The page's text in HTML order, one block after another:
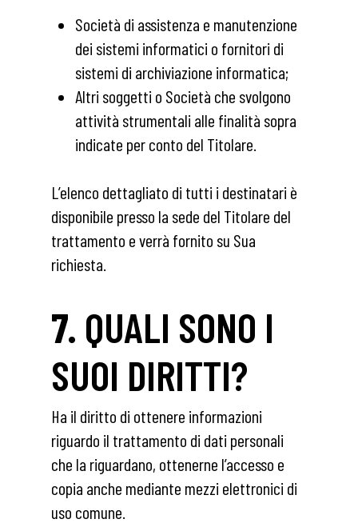
Società di assistenza e manutenzione
dei sistemi informatici o fornitori di
sistemi di archiviazione informatica;
Altri soggetti o Società che svolgono
attività strumentali alle finalità sopra
indicate per conto del Titolare.
L’elenco dettagliato di tutti i destinatari è
disponibile presso la sede del Titolare del
trattamento e verrà fornito su Sua
richiesta.
7. QUALI SONO I
SUOI DIRITTI?
Ha il diritto di ottenere informazioni
riguardo il trattamento di dati personali
che la riguardano, ottenerne l’accesso e
copia anche mediante mezzi elettronici di
uso comune.